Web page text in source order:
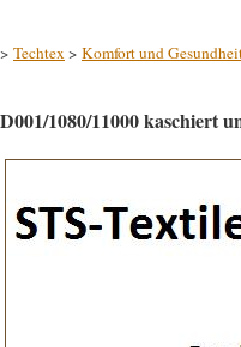
> Techtex > Komfort und
D001/1080/11000 kaschiert